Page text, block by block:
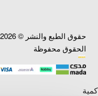
الحقوق محفوظة